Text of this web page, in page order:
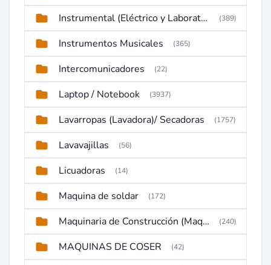
Instrumental (Eléctrico y Laboratorio) (389)
Instrumentos Musicales (365)
Intercomunicadores (22)
Laptop / Notebook (3937)
Lavarropas (Lavadora)/ Secadoras (1757)
Lavavajillas (56)
Licuadoras (14)
Maquina de soldar (172)
Maquinaria de Construcción (Maquinaria Pesada) (240)
MAQUINAS DE COSER (42)